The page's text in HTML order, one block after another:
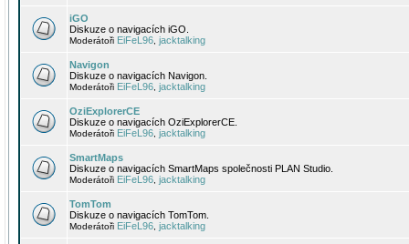
iGO
Diskuze o navigacích iGO.
Moderátoři EiFeL96 jacktalking
Navigon
Diskuze o navigacích Navigon.
Moderátoři EiFeL96 jacktalking
OziExplorerCE
Diskuze o navigacích OziExplorerCE.
Moderátoři EiFeL96 jacktalking
SmartMaps
Diskuze o navigacích SmartMaps společnosti PLAN Studio.
Moderátoři EiFeL96 jacktalking
TomTom
Diskuze o navigacích TomTom.
Moderátoři EiFeL96 jacktalking